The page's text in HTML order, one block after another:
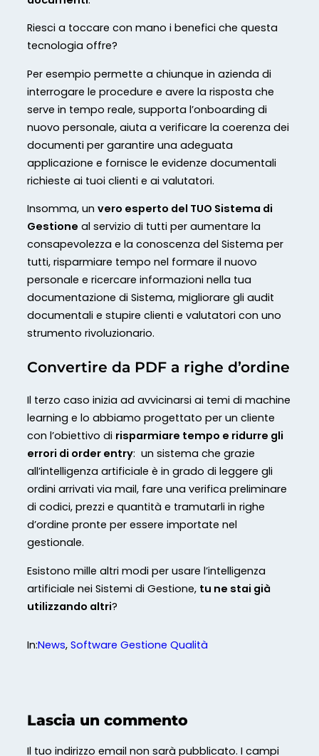
Riesci a toccare con mano i benefici che questa
tecnologia offre?
Per esempio permette a chiunque in azienda di
interrogare le procedure e avere la risposta che
serve in tempo reale, supporta l’onboarding di
nuovo personale, aiuta a verificare la coerenza dei
documenti per garantire una adeguata
applicazione e fornisce le evidenze documentali
richieste ai tuoi clienti e ai valutatori.
Insomma, un vero esperto del TUO Sistema di
Gestione al servizio di tutti per aumentare la
consapevolezza e la conoscenza del Sistema per
tutti, risparmiare tempo nel formare il nuovo
personale e ricercare informazioni nella tua
documentazione di Sistema, migliorare gli audit
documentali e stupire clienti e valutatori con uno
strumento rivoluzionario.
Convertire da PDF a righe d’ordine
Il terzo caso inizia ad avvicinarsi ai temi di machine
learning e lo abbiamo progettato per un cliente
con l’obiettivo di risparmiare tempo e ridurre gli
errori di order entry: un sistema che grazie
all’intelligenza artificiale è in grado di leggere gli
ordini arrivati via mail, fare una verifica preliminare
di codici, prezzi e quantità e tramutarli in righe
d’ordine pronte per essere importate nel
gestionale.
Esistono mille altri modi per usare l’intelligenza
artificiale nei Sistemi di Gestione, tu ne stai già
utilizzando altri?
In:News, Software Gestione Qualità
Lascia un commento
Il tuo indirizzo email non sarà pubblicato. I campi